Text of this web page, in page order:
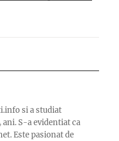
si a studiat
S-a evidentiat ca
Este pasionat de